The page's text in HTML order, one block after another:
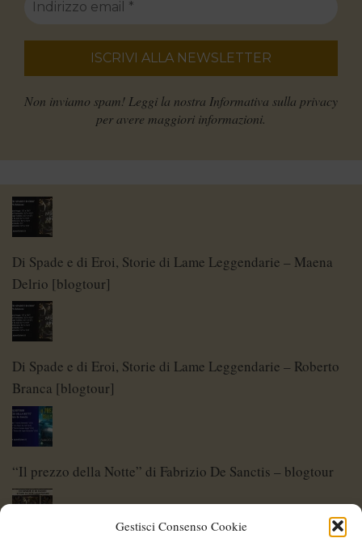
Gestisci Consenso Cookie
Non inviamo spam! Leggi la nostra Informativa sulla privacy
per avere maggiori informazioni.
Di Spade e di Eroi, Storie di Lame Leggendarie – Maena
Delrio [blogtour]
Di Spade e di Eroi, Storie di Lame Leggendarie – Roberto
Branca [blogtour]
“Il prezzo della Notte” di Fabrizio De Sanctis – blogtour